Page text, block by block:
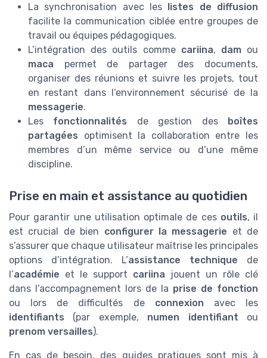
La synchronisation avec les listes de diffusion
facilite la communication ciblée entre groupes de
travail ou équipes pédagogiques.
L’intégration des outils comme cariina, damou
maca permet de partager des documents,
organiser des réunions et suivre les projets, tout
en restant dans l’environnement sécurisé de la
messagerie.
Les fonctionnalités de gestion des boîtes
partagées optimisent la collaboration entre les
membres d’un même service ou d’une même
discipline.
Prise en main et assistance au quotidien
Pour garantir une utilisation optimale de ces outils, il
est crucial de bien configurer la messagerie et de
s’assurer que chaque utilisateur maîtrise les principales
options d’intégration. L’assistance technique de
l’académie et le support cariina jouent un rôle clé
dans l’accompagnement lors de la prise de fonction
ou lors de difficultés de connexion avec les
identifiants (par exemple, numen identifiant ou
prenom versailles).
En cas de besoin, des guides pratiques sont mis à